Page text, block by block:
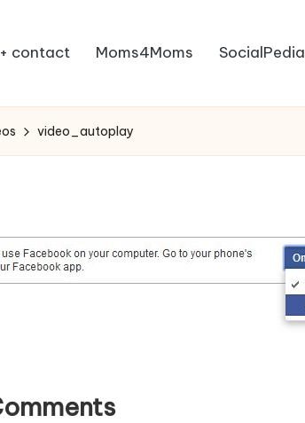
contact Moms4Moms SocialPedia
video_autoplay